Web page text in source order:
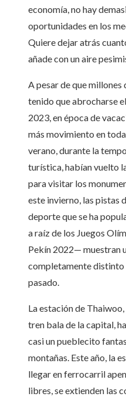
economía, no hay
oportunidades en los
Quiere dejar atrás
añade con un aire
A pesar de que millones
tenido que abrocharse
2023, en época de
más movimiento en
verano, durante la
turística, habían vuelto
para visitar los
este invierno, las pistas
deporte que se ha
a raíz de los Juegos
Pekín 2022— muestran
completamente distinto
pasado.
La estación de Thaiwoo,
tren bala de la capital,
casi un pueblecito
montañas. Este año, la
llegar en ferrocarril
libres, se extienden las